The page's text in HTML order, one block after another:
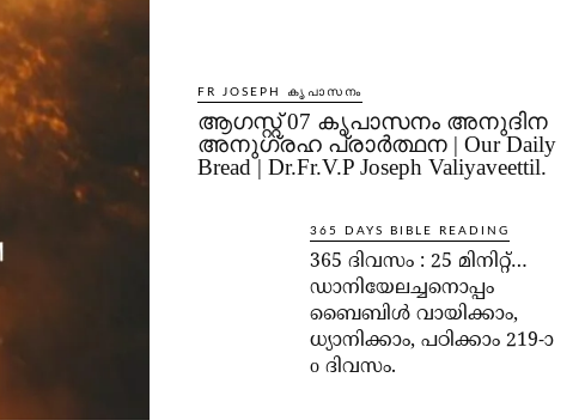
FR JOSEPH കൃപാസനം
ആഗസ്റ്റ് 07 കൃപാസനം അനുദിന
അനുഗ്രഹ പ്രാർത്ഥന | Our Daily
Bread | Dr.Fr.V.P Joseph Valiyaveettil.
365 DAYS BIBLE READING
365 ദിവസം : 25 മിനിറ്റ്…
ഡാനിയേലച്ചനൊപ്പം
ബൈബിൾ വായിക്കാം,
ധ്യാനിക്കാം, പഠിക്കാം 219-ാ
o ദിവസം.